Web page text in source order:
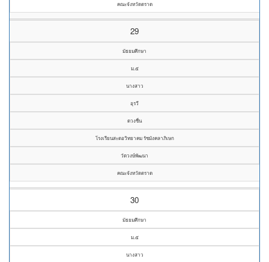
คณะจังหวัดตราด
29
มัธยมศึกษา
ม.๕
นางสาว
อุรวี
ดวงชื่น
โรงเรียนสะตอวิทยาคม รัชมังคลาภิเษก
วัดวงษ์พัฒนา
คณะจังหวัดตราด
30
มัธยมศึกษา
ม.๕
นางสาว